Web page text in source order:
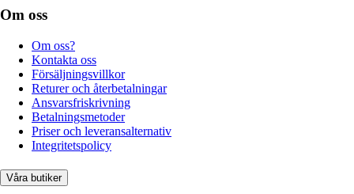
Om oss
Om oss?
Kontakta oss
Försäljningsvillkor
Returer och återbetalningar
Ansvarsfriskrivning
Betalningsmetoder
Priser och leveransalternativ
Integritetspolicy
Våra butiker